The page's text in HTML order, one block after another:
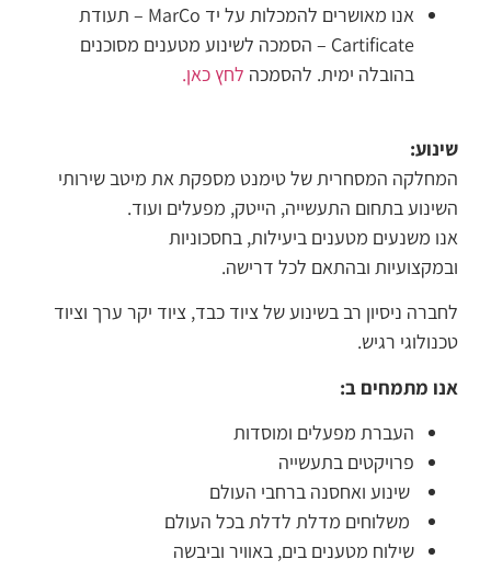
אנו מאושרים להמכלות על יד MarCo – תעודת
Cartificate – הסמכה לשינוע מטענים מסוכנים
בהובלה ימית. להסמכה לחץ כאן.
שינוע:
המחלקה המסחרית של טימנט מספקת את מיטב שירותי
השינוע בתחום התעשייה, הייטק, מפעלים ועוד.
אנו משנעים מטענים ביעילות, בחסכוניות
ובמקצועיות ובהתאם לכל דרישה.
לחברה ניסיון רב בשינוע של ציוד כבד, ציוד יקר ערך וציוד
טכנולוגי רגיש.
אנו מתמחים ב:
העברת מפעלים ומוסדות
פרויקטים בתעשייה
שינוע ואחסנה ברחבי העולם
משלוחים מדלת לדלת בכל העולם
שילוח מטענים בים, באוויר וביבשה